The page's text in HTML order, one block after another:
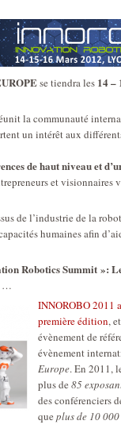
se tiendra les 14 –
la communauté
un intérêt aux
de haut niveau et
et visionnaires
de l’industrie de la
humaines afin
Robotics Summit »:
…
INNOROBO 2011
première édition,
évènement de
évènement
Europe. En 2011,
plus de 85
des conférenciers
que plus de 10